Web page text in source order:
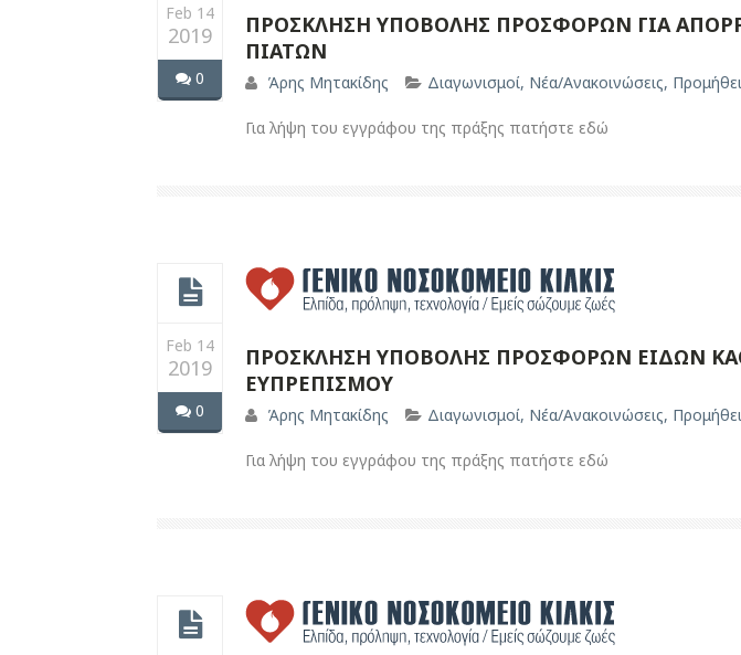
Feb 14
2019
0
ΠΡΟΣΚΛΗΣΗ ΥΠΟΒΟΛΗΣ ΠΡΟΣΦΟΡΩΝ ΓΙΑ
ΠΙΑΤΩΝ
Άρης Μητακίδης Διαγωνισμοί, Νέα/Ανακοινώσεις,
Για λήψη του εγγράφου της πράξης πατήστε εδώ
Feb 14
2019
0
ΠΡΟΣΚΛΗΣΗ ΥΠΟΒΟΛΗΣ ΠΡΟΣΦΟΡΩΝ ΕΙΔΩΝ
ΕΥΠΡΕΠΙΣΜΟΥ
Άρης Μητακίδης Διαγωνισμοί, Νέα/Ανακοινώσεις,
Για λήψη του εγγράφου της πράξης πατήστε εδώ